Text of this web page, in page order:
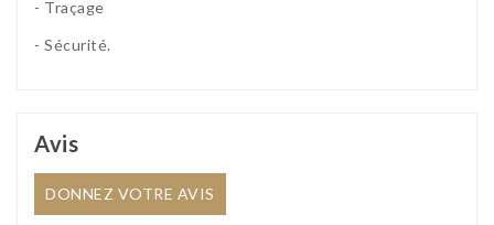
- Traçage
- Sécurité.
Avis
DONNEZ VOTRE AVIS